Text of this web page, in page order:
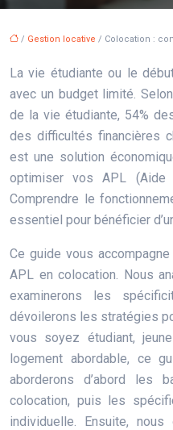
/ Gestion locative / Colocation :
La vie étudiante ou le
avec un budget limité.
de la vie étudiante, 54%
des difficultés financières
est une solution
optimiser vos APL (Aide
Comprendre le
essentiel pour bénéficier
Ce guide vous
APL en colocation. Nous
examinerons les
dévoilerons les stratégies
vous soyez étudiant,
logement abordable, ce
aborderons d’abord les
colocation, puis les
individuelle. Ensuite,